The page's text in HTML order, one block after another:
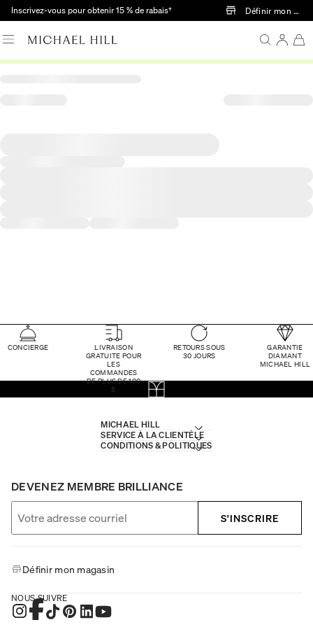
Passer au contenu principal
Inscrivez-vous pour obtenir 15 % de rabais† Définir mon
CONCIERGE
LIVRAISON
GRATUITE POUR
LES
COMMANDES
DE PLUS DE 100
$
RETOURS SOUS
30 JOURS
GARANTIE
DIAMANT
MICHAEL HILL
MICHAEL HILL
SERVICE À LA CLIENTÈLE
CONDITIONS & POLITIQUES
DEVENEZ MEMBRE BRILLIANCE
S'INSCRIRE
Définir mon magasin
NOUS SUIVRE